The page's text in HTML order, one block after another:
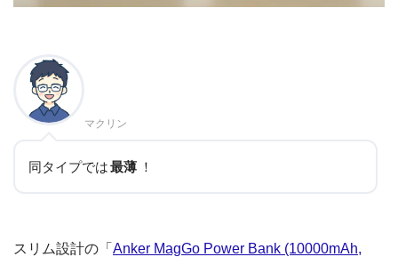
マクリン
同タイプでは 最薄 ！
スリム設計の「 Anker MagGo Power Bank (10000mAh,